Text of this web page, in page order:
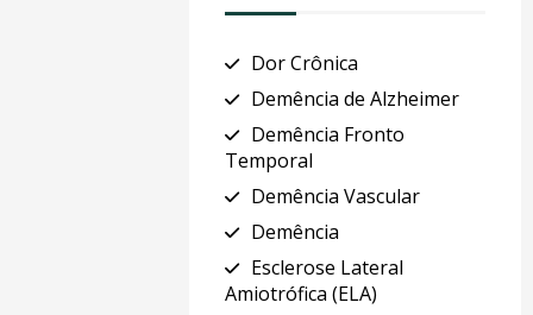
Dor Crônica
Demência de Alzheimer
Demência Fronto
Temporal
Demência Vascular
Demência
Esclerose Lateral
Amiotrófica (ELA)